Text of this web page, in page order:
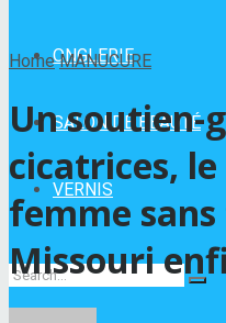
ONGLERIE
SALON DE BEAUTÉ
VERNIS
Home MANUCURE
Un soutien-
cicatrices,
femme
Missouri